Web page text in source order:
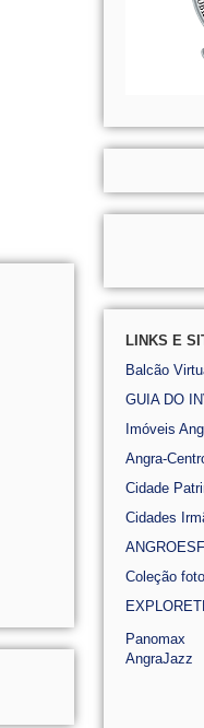
LINKS E
Balcão
GUIA DO
Imóveis
Angra-
Cidade
Cidades
Coleção
Panomax
AngraJazz